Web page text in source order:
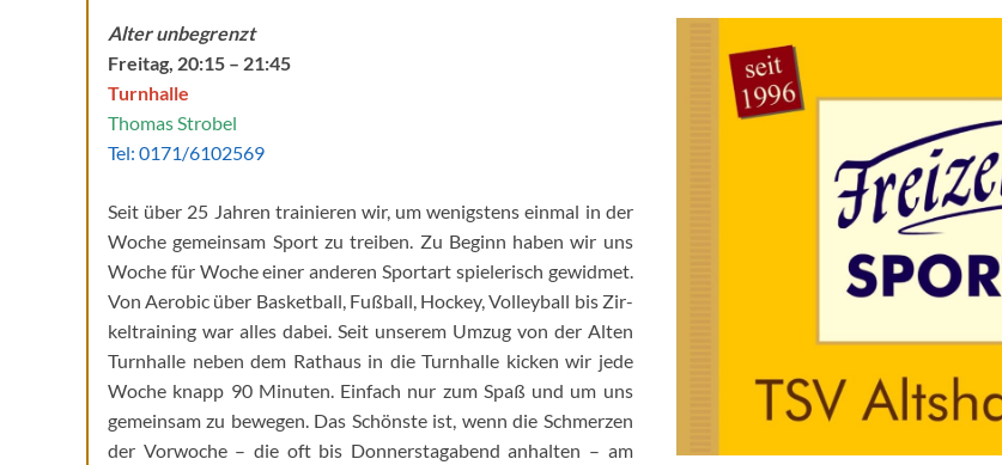
Alter unbe­grenzt
Frei­tag, 20:15 – 21:45
Turn­hal­le
Tho­mas Strobel
Tel: 0171/6102569
Seit über 25 Jah­ren trai­nie­ren wir, um wenigs­tens ein­mal in der
Woche gemein­sam Sport zu trei­ben. Zu Beginn haben wir uns
Woche für Woche einer ande­ren Sport­art spie­le­risch gewid­met.
Von Aero­bic über Bas­ket­ball, Fuß­ball, Hockey, Vol­ley­ball bis Zir­
kel­trai­ning war alles dabei. Seit unse­rem Umzug von der Alten
Turn­hal­le neben dem Rat­haus in die Turn­hal­le kicken wir jede
Woche knapp 90 Minu­ten. Ein­fach nur zum Spaß und um uns
gemein­sam zu bewe­gen. Das Schöns­te ist, wenn die Schmer­zen
der Vor­wo­che – die oft bis Don­ners­tag­abend anhal­ten – am